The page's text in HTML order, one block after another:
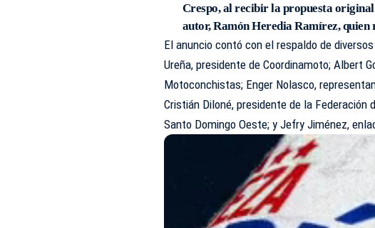
Crespo, al recibir la propuesta original
autor, Ramón Heredia Ramírez,
El anuncio contó con el respaldo de
Ureña, presidente de Coordinamoto; Albert
Motoconchistas; Enger Nolasco,
Cristián Diloné, presidente de la Federación
Santo Domingo Oeste; y Jefry Jiménez,